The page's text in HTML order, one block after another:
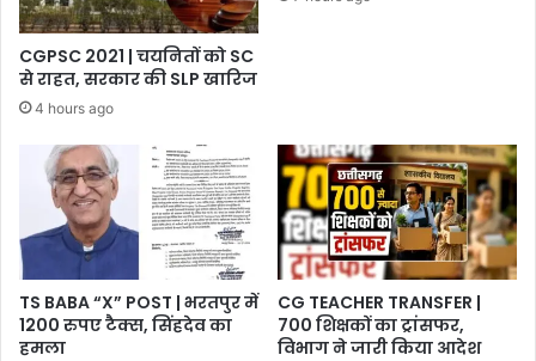
CGPSC 2021 | चयनितों को SC
से राहत, सरकार की SLP खारिज
4 hours ago
TS BABA “X” POST | भरतपुर में
1200 रुपए टैक्स, सिंहदेव का
हमला
CG TEACHER TRANSFER |
700 शिक्षकों का ट्रांसफर,
विभाग ने जारी किया आदेश